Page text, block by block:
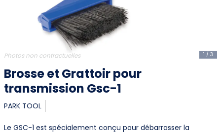
1 / 3
Photos non contractuelles
Brosse et Grattoir pour
transmission Gsc-1
PARK TOOL
Le GSC-1 est spécialement conçu pour débarrasser la